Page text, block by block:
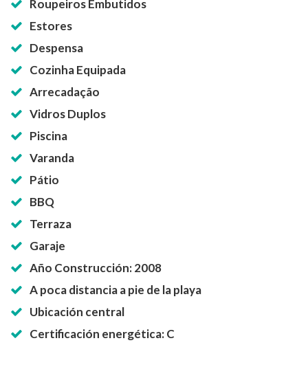
Roupeiros Embutidos
Estores
Despensa
Cozinha Equipada
Arrecadação
Vidros Duplos
Piscina
Varanda
Pátio
BBQ
Terraza
Garaje
Año Construcción: 2008
A poca distancia a pie de la playa
Ubicación central
Certificación energética: C